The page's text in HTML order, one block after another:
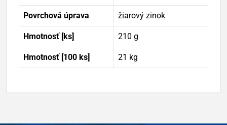
Povrchová úprava žiarový zinok
Hmotnosť [ks] 210 g
Hmotnosť [100 ks] 21 kg